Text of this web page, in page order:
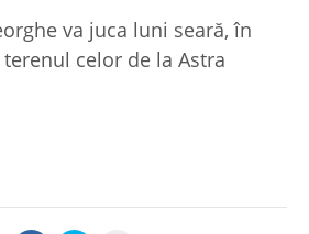
va juca luni seară, în
celor de la Astra